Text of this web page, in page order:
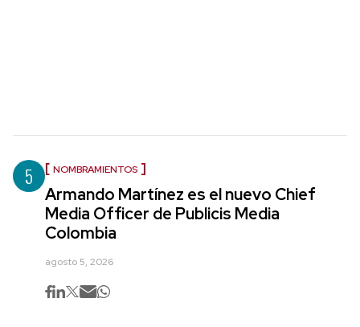
5 NOMBRAMIENTOS
Armando Martínez es el nuevo Chief
Media Officer de Publicis Media
Colombia
agosto 5, 2026